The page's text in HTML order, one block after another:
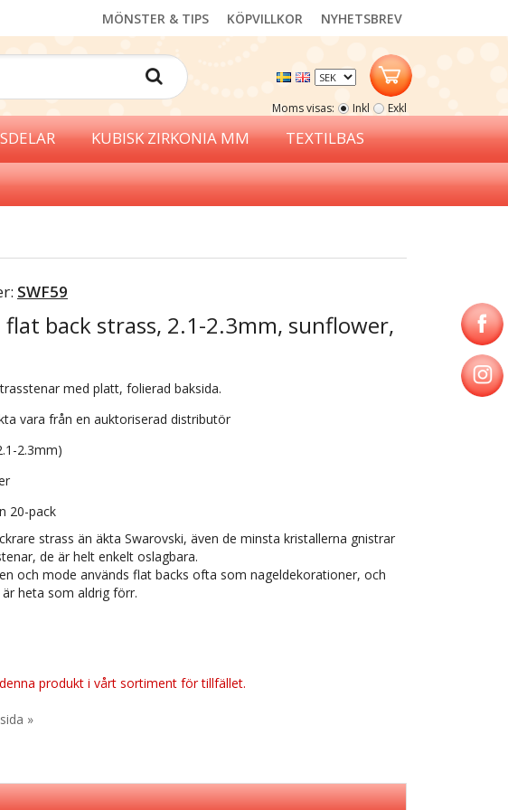
NYHETSBREV
KÖPVILLKOR
MÖNSTER & TIPS
Moms visas: Inkl Exkl
KUBISK ZIRKONIA MM TEXTILBAS
SWF59
flat back strass, 2.1-2.3mm, sunflower,
med platt, folierad baksida.
vara från en auktoriserad distributör
2.3mm)
20-pack
strass än äkta Swarovski, även de minsta kristallerna gnistrar
de är helt enkelt oslagbara.
och mode används flat backs ofta som nageldekorationer, och
heta som aldrig förr.
produkt i vårt sortiment för tillfället.
»